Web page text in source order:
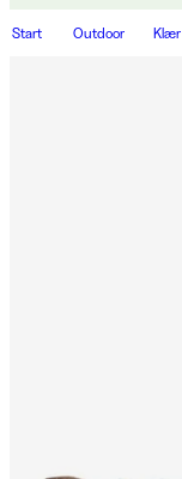
Start Outdoor Klær